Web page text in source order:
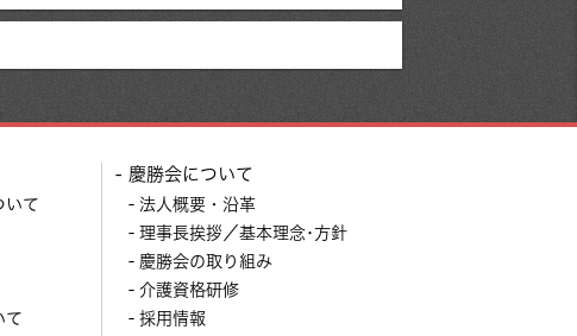
いて
て
慶勝会について
法人概要・沿革
理事長挨拶／基本理念･方針
慶勝会の取り組み
介護資格研修
採用情報